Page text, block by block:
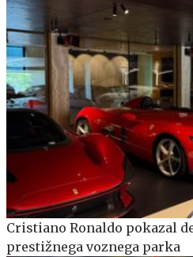
Cristiano Ronaldo pokazal
prestižnega voznega parka